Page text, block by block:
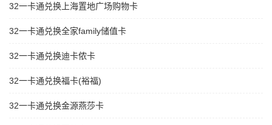
32一卡通兑换上海置地广场购物卡
32一卡通兑换全家family储值卡
32一卡通兑换迪卡侬卡
32一卡通兑换福卡(裕福)
32一卡通兑换金源燕莎卡